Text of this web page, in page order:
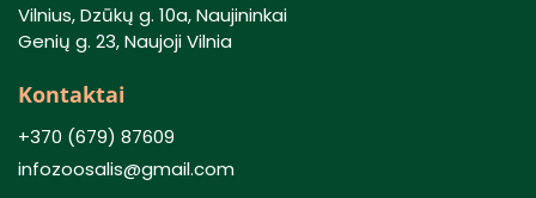
Vilnius, Dzūkų g. 10a, Naujininkai
Genių g. 23, Naujoji Vilnia
Kontaktai
+370 (679) 87609
infozoosalis@gmail.com